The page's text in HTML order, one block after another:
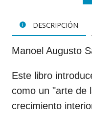
DESCRIPCIÓN
Manoel Augusto
Este libro
como un "arte de
crecimiento